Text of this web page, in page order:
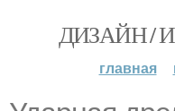
ДИЗАЙН /
главная